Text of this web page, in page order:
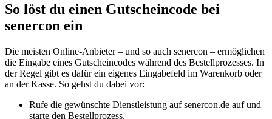
So löst du einen Gutscheincode bei
senercon ein
Die meisten Online-Anbieter – und so auch senercon – ermöglichen
die Eingabe eines Gutscheincodes während des Bestellprozesses. In
der Regel gibt es dafür ein eigenes Eingabefeld im Warenkorb oder
an der Kasse. So gehst du dabei vor:
Rufe die gewünschte Dienstleistung auf senercon.de auf und
starte den Bestellprozess.